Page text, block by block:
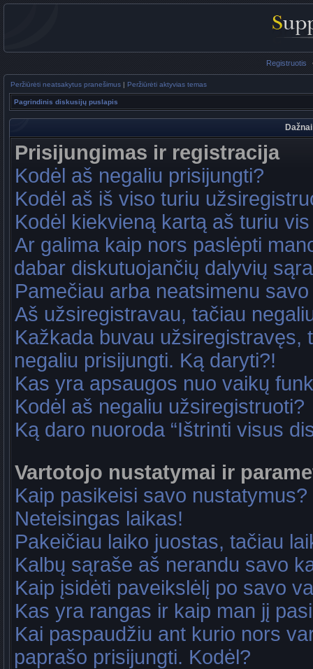
Registruotis
Peržiūrėti neatsakytus pranešimus | Peržiūrėti aktyvias temas
Pagrindinis diskusijų puslapis
Prisijungimas ir registracija
Kodėl aš negaliu prisijungti?
Kodėl aš iš viso turiu
Kodėl kiekvieną kartą aš turiu
Ar galima kaip nors paslėpti
dabar diskutuojančių dalyvių
Pamečiau arba neatsimenu
Aš užsiregistravau, tačiau
Kažkada buvau užsiregistravęs,
negaliu prisijungti. Ką daryti?!
Kas yra apsaugos nuo vaikų
Kodėl aš negaliu užsiregistruoti?
Ką daro nuoroda “Ištrinti visus
Vartotojo nustatymai ir
Kaip pasikeisi savo nustatymus?
Neteisingas laikas!
Pakeičiau laiko juostas, tačiau
Kalbų sąraše aš nerandu savo
Kaip įsidėti paveikslėlį po savo
Kas yra rangas ir kaip man jį
Kai paspaudžiu ant kurio nors
paprašo prisijungti. Kodėl?